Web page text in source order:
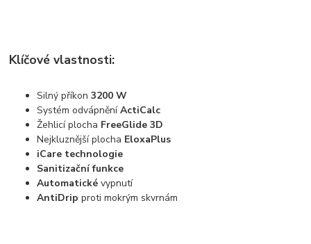
Klíčové vlastnosti:
Silný příkon 3200 W
Systém odvápněníActiCalc
Žehlicí plocha FreeGlide 3D
Nejkluznější plocha EloxaPlus
iCare technologie
Sanitizační funkce
Automatickévypnutí
AntiDripproti mokrým skvrnám